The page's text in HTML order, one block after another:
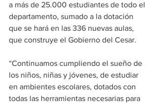
a más de 25.000 estudiantes de todo el
departamento, sumado a la dotación
que se hará en las 336 nuevas aulas,
que construye el Gobierno del Cesar.
“Continuamos cumpliendo el sueño de
los niños, niñas y jóvenes, de estudiar
en ambientes escolares, dotados con
todas las herramientas necesarias para